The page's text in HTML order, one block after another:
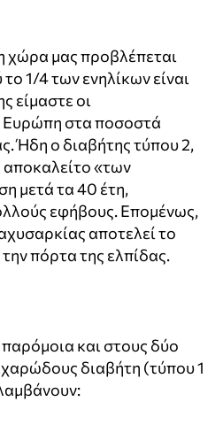
χώρα μας προβλέπεται
1/4 των ενηλίκων είναι
είμαστε οι
στα ποσοστά
Ήδη ο διαβήτης τύπου 2,
«των
μετά τα 40 έτη,
εφήβους. Επομένως,
αποτελεί το
την πόρτα της ελπίδας.
και στους δύο
διαβήτη (τύπου 1